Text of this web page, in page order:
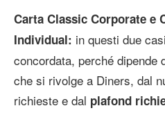
Carta Classic Corporate e
Individual: in questi due
concordata, perché dipende
che si rivolge a Diners, dal
richieste e dal plafond